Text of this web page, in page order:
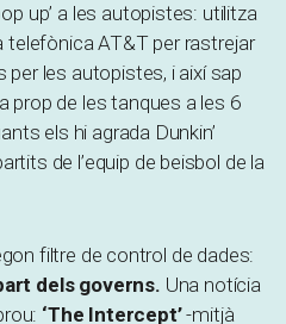
up’ a les autopistes: utilitza
telefònica AT&T per rastrejar
per les autopistes, i així sap
prop de les tanques a les 6
els hi agrada Dunkin’
de l’equip de beisbol de la
filtre de control de dades:
dels governs. Una notícia
‘The Intercept’-mitjà